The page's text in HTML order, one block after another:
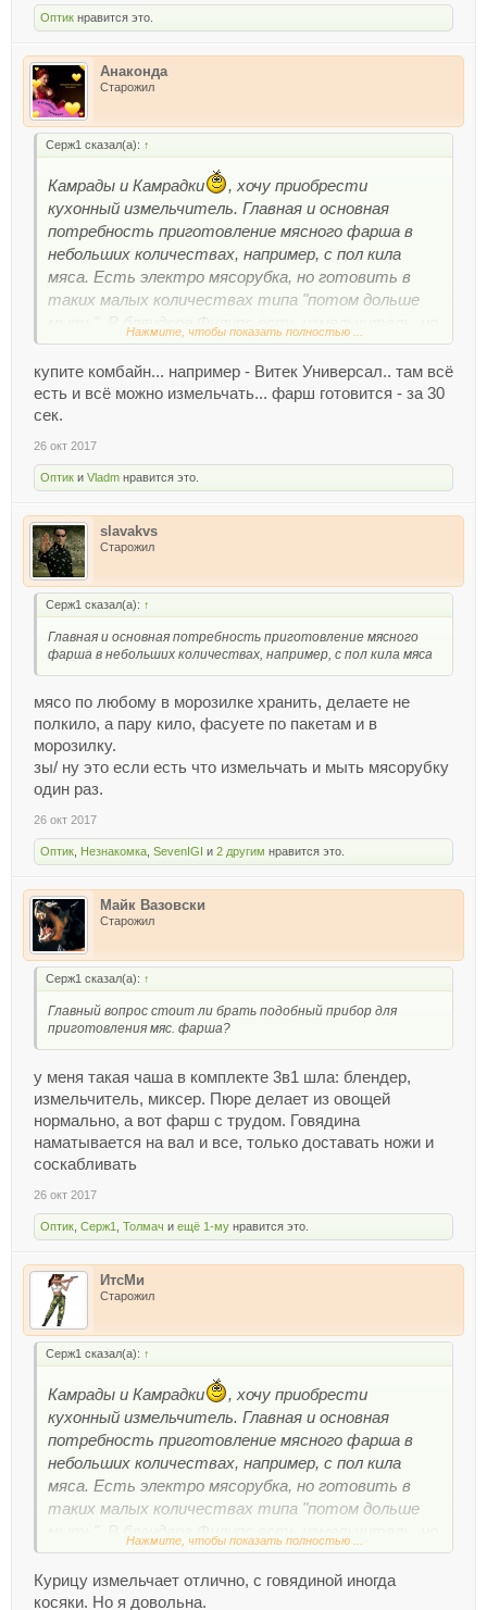
Оптик нравится это.
Анаконда
Старожил
Серж1 сказал(а): ↑
Камрады и Камрадки
, хочу приобрести
кухонный измельчитель. Главная и основная
потребность приготовление мясного фарша в
небольших количествах, например, с пол кила
мяса. Есть электро мясорубка, но готовить в
таких малых количествах типа "потом дольше
чаша ну очень маленькая.
В общем кто юзает подобное чудо техники жду
рекомендаций, советов и т.п.
Главный вопрос стоит ли брать подобный прибор
Засматриваюсь в Хайтеке на эту модель:
http://shop.hi-tech.md/products/blender.izmelchitel-
bosch-mmr-15a1
Мощность550 Вт
эмульсионная насадка
Сетевой шнурдлина 1.20 м
Управлениеколичество скоростей: 1,
Емкость чаши1.2 л
Соковыжималканет
Мясорубканет
пластик
Габариты (ШхГхВ)19x19x28.5 см
Дополнительная информациянож для
колки льда
Вес, кг.2.1 кг
Нажмите, чтобы показать полностью ...
купите комбайн... например - Витек Универсал.. там всё
есть и всё можно измельчать... фарш готовится - за 30
сек.
26 окт 2017
Оптик и Vladm нравится это.
slavakvs
Старожил
Серж1 сказал(а): ↑
Главная и основная потребность приготовление мясного
фарша в небольших количествах, например, с пол кила мяса
мясо по любому в морозилке хранить, делаете не
полкило, а пару кило, фасуете по пакетам и в
морозилку.
зы/ ну это если есть что измельчать и мыть мясорубку
один раз.
26 окт 2017
Оптик Незнакомка SevenIGI и 2 другим нравится это.
Майк Вазовски
Старожил
Серж1 сказал(а): ↑
Главный вопрос стоит ли брать подобный прибор для
приготовления мяс. фарша?
у меня такая чаша в комплекте 3в1 шла: блендер,
измельчитель, миксер. Пюре делает из овощей
нормально, а вот фарш с трудом. Говядина
наматывается на вал и все, только доставать ножи и
соскабливать
26 окт 2017
Оптик Серж1 Толмач и ещё 1-му нравится это.
ИтсМи
Старожил
Серж1 сказал(а): ↑
Камрады и Камрадки
, хочу приобрести
кухонный измельчитель. Главная и основная
потребность приготовление мясного фарша в
небольших количествах, например, с пол кила
мяса. Есть электро мясорубка, но готовить в
таких малых количествах типа "потом дольше
чаша ну очень маленькая.
В общем кто юзает подобное чудо техники жду
рекомендаций, советов и т.п.
Нажмите, чтобы показать полностью ...
Курицу измельчает отлично, с говядиной иногда
косяки. Но я довольна.